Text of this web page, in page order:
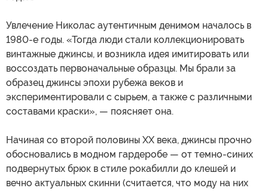
Увлечение Николас аутентичным денимом началось в
1980-е годы. «Тогда люди стали коллекционировать
винтажные джинсы, и возникла идея имитировать или
воссоздать первоначальные образцы. Мы брали за
образец джинсы эпохи рубежа веков и
экспериментировали с сырьем, а также с различными
составами краски», — поясняет она.
Начиная со второй половины XX века, джинсы прочно
обосновались в модном гардеробе — от темно-синих
подвернутых брюк в стиле рокабилли до клешей и
вечно актуальных скинни (считается, что моду на них